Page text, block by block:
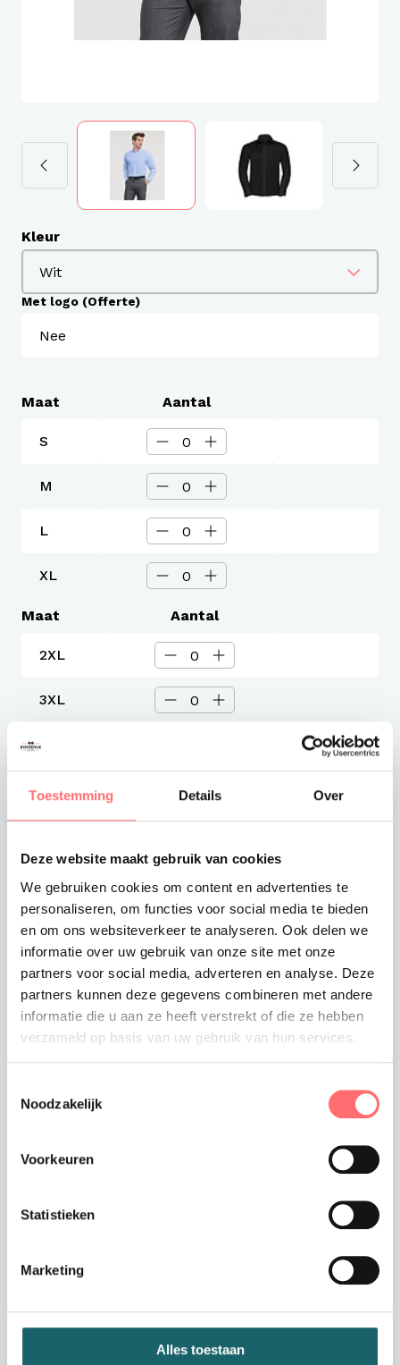
Toestemming Details Over
Deze website maakt gebruik van cookies
We gebruiken cookies om content en advertenties te
personaliseren, om functies voor social media te bieden
en om ons websiteverkeer te analyseren. Ook delen we
informatie over uw gebruik van onze site met onze
partners voor social media, adverteren en analyse. Deze
partners kunnen deze gegevens combineren met andere
informatie die u aan ze heeft verstrekt of die ze hebben
verzameld op basis van uw gebruik van hun services.
Noodzakelijk
Voorkeuren
Statistieken
Marketing
Alles toestaan
Kleur
Met logo (Offerte)
Maat Aantal
S
M
L
XL
Maat Aantal
2XL
3XL
4XL
Levertijd
3-4 werkdagen
Gratis verzending vanaf €375
Totaalprijs
€38,99
Toevoegen aan winkelwagen
Stop dit product dan in je winkelmandje en
Productinformatie
Overhemd non iron / strijkvrij